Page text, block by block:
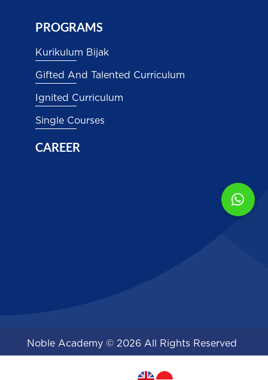
PROGRAMS
Kurikulum Bijak
Gifted And Talented Curriculum
Ignited Curriculum
Single Courses
CAREER
Noble Academy © 2026 All Rights Reserved